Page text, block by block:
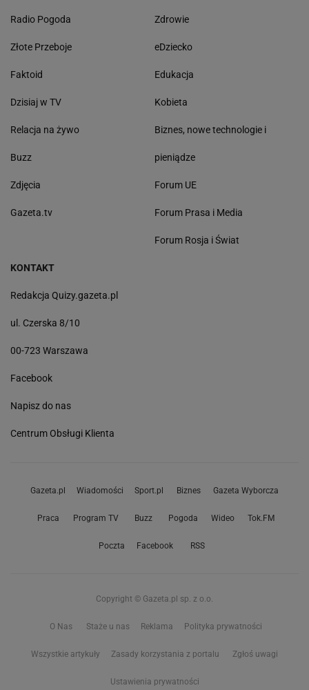
Radio Pogoda
Złote Przeboje
Faktoid
Dzisiaj w TV
Relacja na żywo
Buzz
Zdjęcia
Gazeta.tv
Zdrowie
eDziecko
Edukacja
Kobieta
Biznes, nowe technologie i
pieniądze
Forum UE
Forum Prasa i Media
Forum Rosja i Świat
KONTAKT
Redakcja Quizy.gazeta.pl
ul. Czerska 8/10
00-723 Warszawa
Facebook
Napisz do nas
Centrum Obsługi Klienta
Gazeta.pl Wiadomości Sport.pl Biznes Gazeta Wyborcza
Praca Program TV Buzz Pogoda Wideo Tok.FM
Poczta Facebook RSS
Copyright © Gazeta.pl sp. z o.o.
O Nas Staże u nas Reklama Polityka prywatności
Wszystkie artykuły Zasady korzystania z portalu Zgłoś uwagi
Ustawienia prywatności